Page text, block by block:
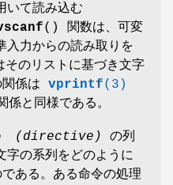
いて読み込む
() 関数は、可変
入力からの読み取りを
のリストに基づき文字
係は vprintf(3)
係と同様である。
」 (directive)
の列
字の系列をどのように
ある。ある命令の処理